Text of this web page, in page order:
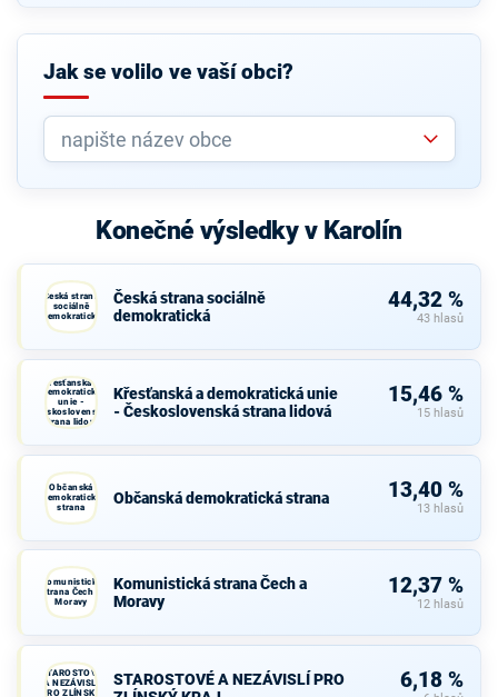
Jak se volilo ve vaší obci?
Konečné výsledky v Karolín
Česká strana
sociálně
demokratická
Česká strana sociálně
demokratická
44,32 %
43 hlasů
Křesťanská a
demokratická
unie -
Československá
strana lidová
Křesťanská a demokratická unie
- Československá strana lidová
15,46 %
15 hlasů
Občanská
demokratická
strana
Občanská demokratická strana 13,40 %
13 hlasů
Komunistická
strana Čech a
Moravy
Komunistická strana Čech a
Moravy
12,37 %
12 hlasů
STAROSTOVÉ
A NEZÁVISLÍ
PRO ZLÍNSKÝ
STAROSTOVÉ A NEZÁVISLÍ PRO
6,18 %